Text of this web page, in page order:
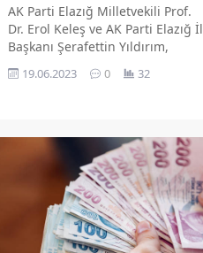
AK Parti Elazığ Milletvekili Prof.
Dr. Erol Keleş ve AK Parti Elazığ İl
Başkanı Şerafettin Yıldırım,
Ticaret Borsaları Konsey
Üyeliği'ne yeniden seçilen Ticaret
19.06.2023 0 32